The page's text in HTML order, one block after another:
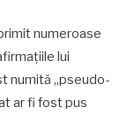
numeroase
lui
numită „pseudo-
ar fi fost pus